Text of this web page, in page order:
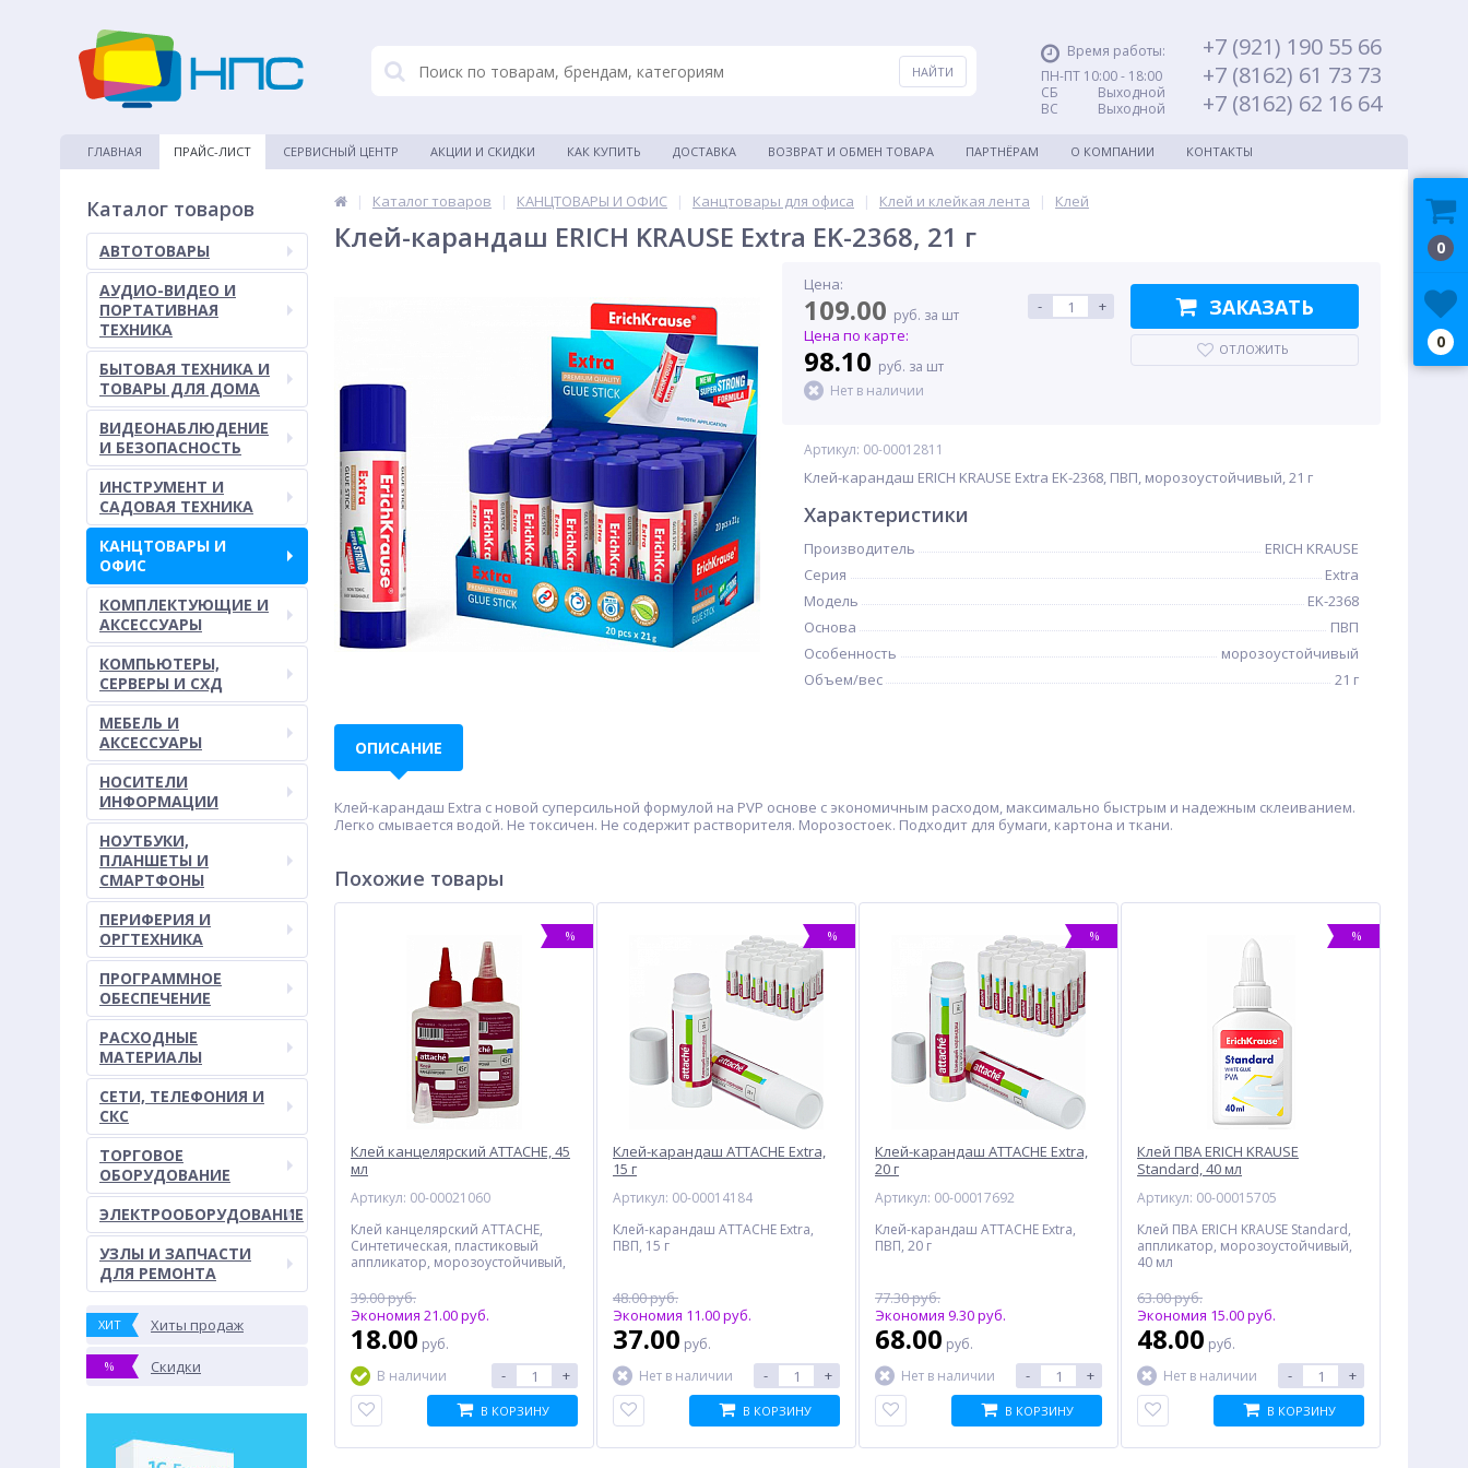
Время работы:
ПН-ПТ 10:00 - 18:00
СБ Выходной
ВС Выходной
+7 (921) 190 55 66
+7 (8162) 61 73 73
+7 (8162) 62 16 64
ГЛАВНАЯ ПРАЙС-ЛИСТ СЕРВИСНЫЙ ЦЕНТР АКЦИИ И СКИДКИ КАК КУПИТЬ ДОСТАВКА ВОЗВРАТ И ОБМЕН ТОВАРА ПАРТНЁРАМ О КОМПАНИИ КОНТАКТЫ
Каталог товаров
АВТОТОВАРЫ
АУДИО-ВИДЕО И
ПОРТАТИВНАЯ
ТЕХНИКА
БЫТОВАЯ ТЕХНИКА И
ТОВАРЫ ДЛЯ ДОМА
ВИДЕОНАБЛЮДЕНИЕ
И БЕЗОПАСНОСТЬ
ИНСТРУМЕНТ И
САДОВАЯ ТЕХНИКА
КАНЦТОВАРЫ И
ОФИС
КОМПЛЕКТУЮЩИЕ И
АКСЕССУАРЫ
КОМПЬЮТЕРЫ,
СЕРВЕРЫ И СХД
МЕБЕЛЬ И
АКСЕССУАРЫ
НОСИТЕЛИ
ИНФОРМАЦИИ
НОУТБУКИ,
ПЛАНШЕТЫ И
СМАРТФОНЫ
ПЕРИФЕРИЯ И
ОРГТЕХНИКА
ПРОГРАММНОЕ
ОБЕСПЕЧЕНИЕ
РАСХОДНЫЕ
МАТЕРИАЛЫ
СЕТИ, ТЕЛЕФОНИЯ И
СКС
ТОРГОВОЕ
ОБОРУДОВАНИЕ
ЭЛЕКТРООБОРУДОВАНИЕ
УЗЛЫ И ЗАПЧАСТИ
ДЛЯ РЕМОНТА
ХИТ Хиты продаж
% Скидки
| Каталог товаров | КАНЦТОВАРЫ И ОФИС | Канцтовары для офиса | Клей и клейкая лента | Клей
Клей-карандаш ERICH KRAUSE Extra EK-2368, 21 г
Цена:
109.00 руб. за шт
Цена по карте:
98.10 руб. за шт
Нет в наличии
- + ЗАКАЗАТЬ
ОТЛОЖИТЬ
Артикул: 00-00012811
Клей-карандаш ERICH KRAUSE Extra EK-2368, ПВП, морозоустойчивый, 21 г
Характеристики
Производитель
ERICH KRAUSE
Серия
Extra
Модель
EK-2368
Основа
ПВП
Особенность
морозоустойчивый
Объем/вес
21 г
ОПИСАНИЕ
Клей-карандаш Extra c новой суперсильной формулой на PVP основе с экономичным расходом, максимально быстрым и надежным склеиванием.
Легко смывается водой. Не токсичен. Не содержит растворителя. Морозостоек. Подходит для бумаги, картона и ткани.
Похожие товары
%
Клей канцелярский ATTACHE, 45
мл
Артикул: 00-00021060
Клей канцелярский ATTACHE,
Синтетическая, пластиковый
аппликатор, морозоустойчивый,
39.00 руб.
Экономия 21.00 руб.
18.00 руб.
В наличии
- +
В КОРЗИНУ
%
Клей-карандаш ATTACHE Extra,
15 г
Артикул: 00-00014184
Клей-карандаш ATTACHE Extra,
ПВП, 15 г
48.00 руб.
Экономия 11.00 руб.
37.00 руб.
Нет в наличии
- +
В КОРЗИНУ
%
Клей-карандаш ATTACHE Extra,
20 г
Артикул: 00-00017692
Клей-карандаш ATTACHE Extra,
ПВП, 20 г
77.30 руб.
Экономия 9.30 руб.
68.00 руб.
Нет в наличии
- +
В КОРЗИНУ
%
Клей ПВА ERICH KRAUSE
Standard, 40 мл
Артикул: 00-00015705
Клей ПВА ERICH KRAUSE Standard,
аппликатор, морозоустойчивый,
40 мл
63.00 руб.
Экономия 15.00 руб.
48.00 руб.
Нет в наличии
- +
В КОРЗИНУ
0
0